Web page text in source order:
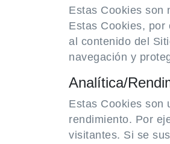
Estas Cookies son
Estas Cookies, por
al contenido del
navegación y
Analítica/
Estas Cookies son
rendimiento. Por
visitantes. Si se